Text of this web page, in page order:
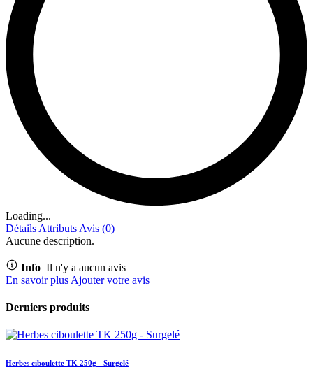
Loading...
Détails Attributs Avis (0)
Aucune description.
Info Il n'y a aucun avis
En savoir plus Ajouter votre avis
Derniers produits
Herbes ciboulette TK 250g - Surgelé